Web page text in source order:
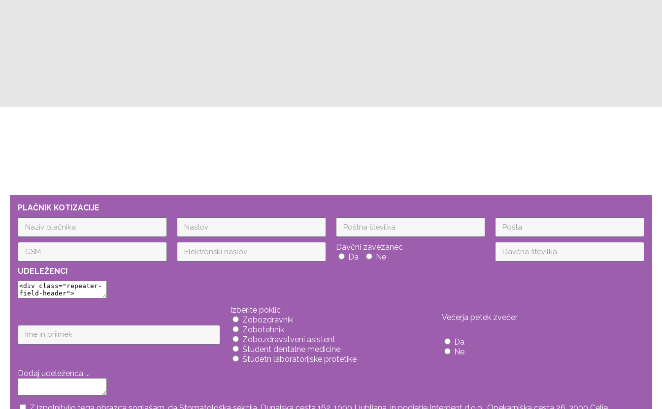
PLAČNIK KOTIZACIJE
Davčni zavezanec
Da
Ne
UDELEŽENCI
Izberite poklic
Zobozdravnik
Zobotehnik
Zobozdravstveni asistent
Študent dentalne medicine
Študetn laboratorijske protetike
Večerja petek zvečer
Da
Ne
Dodaj udeleženca ...